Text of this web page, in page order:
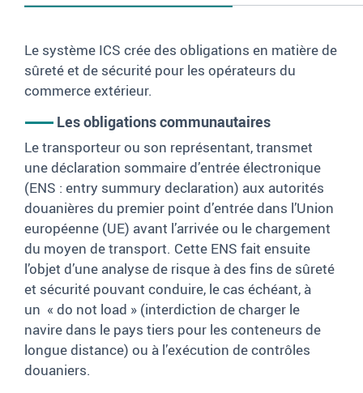
Le système ICS crée des obligations en matière de
sûreté et de sécurité pour les opérateurs du
commerce extérieur.
Les obligations communautaires
Le transporteur ou son représentant, transmet
une déclaration sommaire d’entrée électronique
(ENS : entry summury declaration) aux autorités
douanières du premier point d’entrée dans l’Union
européenne (UE) avant l’arrivée ou le chargement
du moyen de transport. Cette ENS fait ensuite
l’objet d’une analyse de risque à des fins de sûreté
et sécurité pouvant conduire, le cas échéant, à
un « do not load » (interdiction de charger le
navire dans le pays tiers pour les conteneurs de
longue distance) ou à l’exécution de contrôles
douaniers.